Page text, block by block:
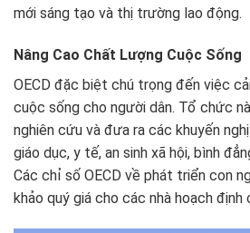
mới sáng tạo và thị trường lao động.
Nâng Cao Chất Lượng Cuộc Sống
OECD đặc biệt chú trọng đến việc
cuộc sống cho người dân. Tổ chức
nghiên cứu và đưa ra các khuyến
giáo dục, y tế, an sinh xã hội, bình
Các chỉ số OECD về phát triển con
khảo quý giá cho các nhà hoạch định